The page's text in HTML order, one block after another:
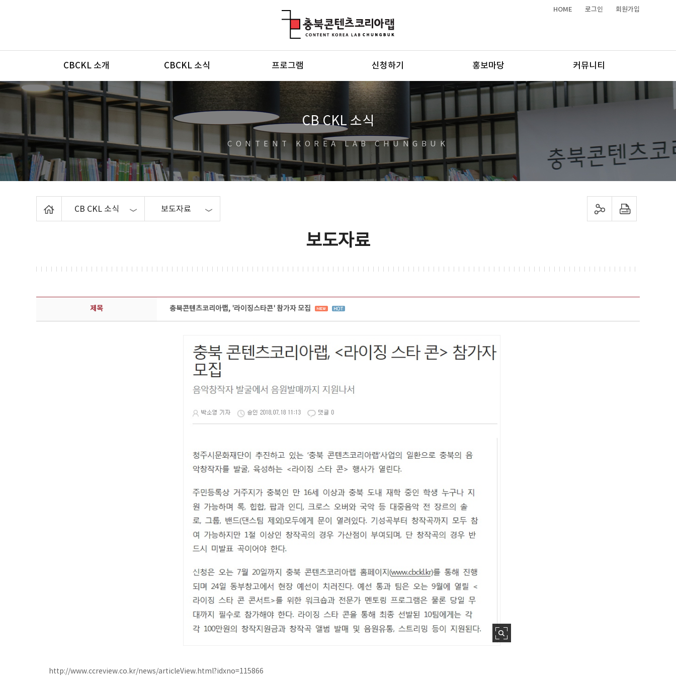
HOME 로그인 회원가입
메뉴
CBCKL 소개 CBCKL 소식 프로그램 신청하기 홍보마당 커뮤니티
CB CKL 소식
CONTENT KOREA LAB CHUNGBUK
CB CKL 소식 보도자료 sns 공유하기 프린트하기
보도자료
보도자료 상세보기 - 제목, 담당부서, 담당자, 담당연락처, 내용, 첨부파일 정보 제공
제목 충북콘텐츠코리아랩, '라이징스타콘' 참가자 모집
http://www.ccreview.co.kr/news/articleView.html?idxno=115866